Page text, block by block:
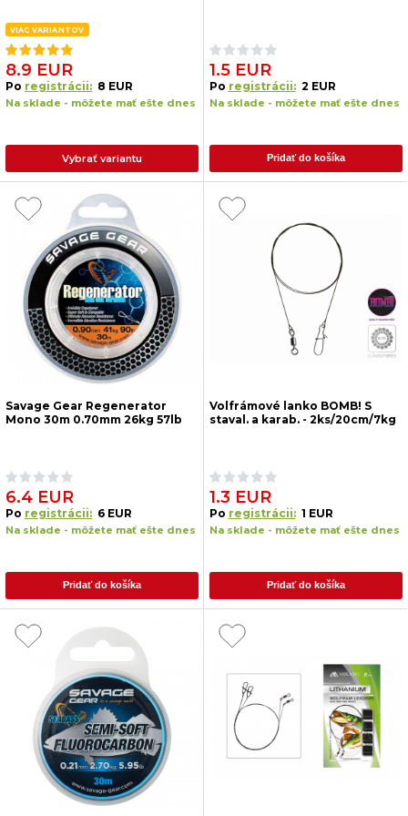
VIAC VARIANTOV
8.9 EUR
Po registrácii: 8 EUR
Na sklade - môžete mať ešte dnes
Vybrať variantu
1.5 EUR
Po registrácii: 2 EUR
Na sklade - môžete mať ešte dnes
Pridať do košíka
Savage Gear Regenerator
Mono 30m 0.70mm 26kg 57lb
6.4 EUR
Po registrácii: 6 EUR
Na sklade - môžete mať ešte dnes
Pridať do košíka
Volfrámové lanko BOMB! S
staval. a karab. - 2ks/20cm/7kg
1.3 EUR
Po registrácii: 1 EUR
Na sklade - môžete mať ešte dnes
Pridať do košíka